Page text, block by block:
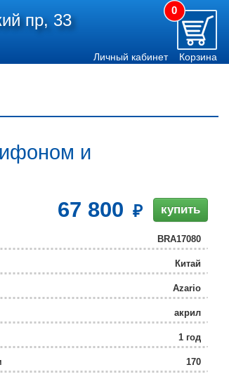
пр, 33
0
Личный кабинет Корзина
и
67 800 купить
BRA17080
Китай
Azario
акрил
1 год
170